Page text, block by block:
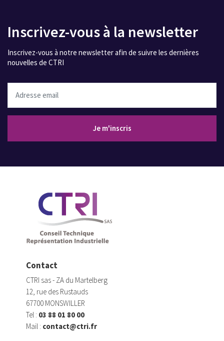
Inscrivez-vous à la newsletter
Inscrivez-vous à notre newsletter afin de suivre les dernières
nouvelles de CTRI
Adresse email
Je m'inscris
Contact
CTRI sas - ZA du Martelberg
12, rue des Rustauds
67700 MONSWILLER
Tel : 03 88 01 80 00
Mail : contact@ctri.fr